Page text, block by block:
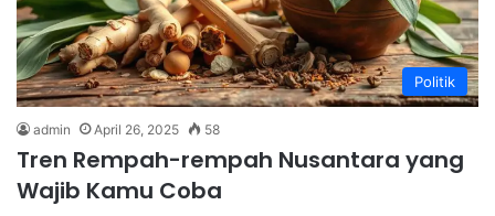
Politik
admin April 26, 2025 58
Tren Rempah-rempah Nusantara yang
Wajib Kamu Coba